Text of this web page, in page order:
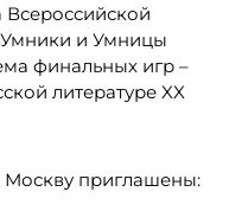
Всероссийской
и Умницы
финальных игр –
литературе XX
Москву приглашены: